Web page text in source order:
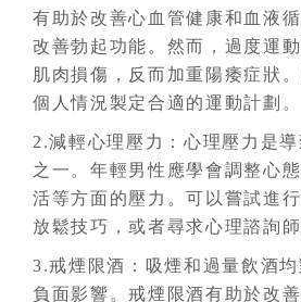
有助於改善心血管健康和血液
改善勃起功能。然而，過度運
肌肉損傷，反而加重陽痿症狀
個人情況製定合適的運動計劃。
2.減輕心理壓力：心理壓力是
之一。年輕男性應學會調整心
活等方面的壓力。可以嘗試進
放鬆技巧，或者尋求心理諮詢師
3.戒煙限酒：吸煙和過量飲酒
負面影響。戒煙限酒有助於改